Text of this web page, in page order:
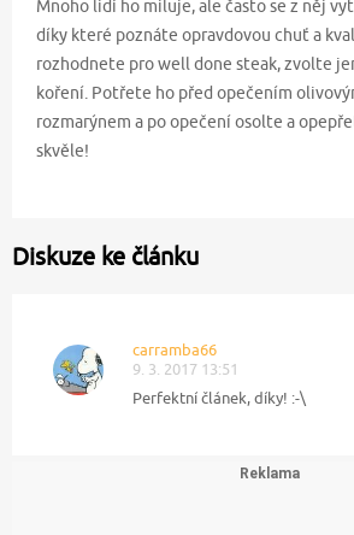
Mnoho lidí ho miluje, ale často se z něj
díky které poznáte opravdovou chuť a
rozhodnete pro well done steak, zvolte
koření. Potřete ho před opečením
rozmarýnem a po opečení osolte a
skvěle!
Diskuze ke článku
carramba66
9. 3. 2017 13:51
Perfektní článek, díky! :-\